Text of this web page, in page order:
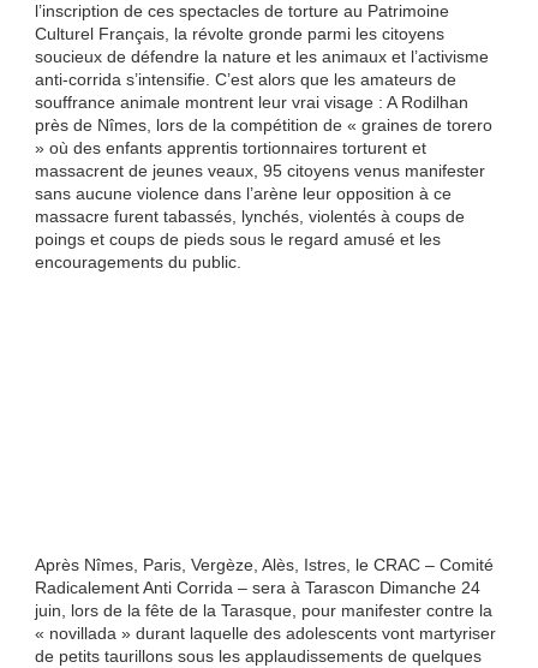
l’inscription de ces spectacles de torture au Patrimoine
Culturel Français, la révolte gronde parmi les citoyens
soucieux de défendre la nature et les animaux et l’activisme
anti-corrida s’intensifie. C’est alors que les amateurs de
souffrance animale montrent leur vrai visage : A Rodilhan
près de Nîmes, lors de la compétition de « graines de torero
» où des enfants apprentis tortionnaires torturent et
massacrent de jeunes veaux, 95 citoyens venus manifester
sans aucune violence dans l’arène leur opposition à ce
massacre furent tabassés, lynchés, violentés à coups de
poings et coups de pieds sous le regard amusé et les
encouragements du public.
Après Nîmes, Paris, Vergèze, Alès, Istres, le CRAC – Comité
Radicalement Anti Corrida – sera à Tarascon Dimanche 24
juin, lors de la fête de la Tarasque, pour manifester contre la
« novillada » durant laquelle des adolescents vont martyriser
de petits taurillons sous les applaudissements de quelques